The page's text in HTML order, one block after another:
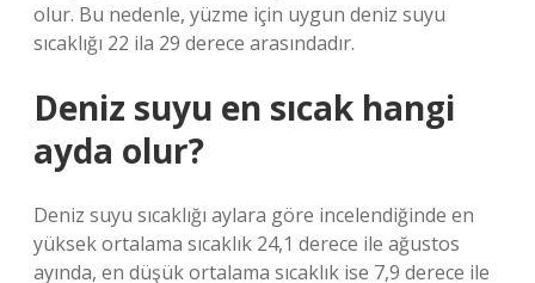
olur. Bu nedenle, yüzme için uygun deniz suyu
sıcaklığı 22 ila 29 derece arasındadır.
Deniz suyu en sıcak hangi
ayda olur?
Deniz suyu sıcaklığı aylara göre incelendiğinde en
yüksek ortalama sıcaklık 24,1 derece ile ağustos
ayında, en düşük ortalama sıcaklık ise 7,9 derece ile